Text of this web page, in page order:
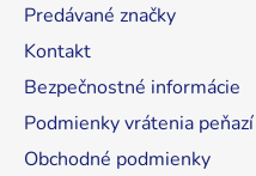
Predávané značky
Kontakt
Bezpečnostné informácie
Podmienky vrátenia peňazí
Obchodné podmienky